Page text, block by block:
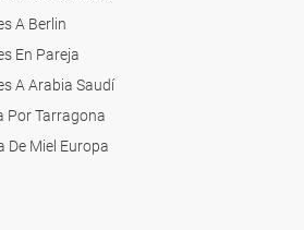
A Berlin
En Pareja
A Arabia Saudí
Por Tarragona
De Miel Europa